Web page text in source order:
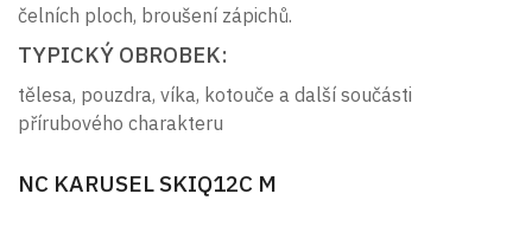
čelních ploch, broušení zápichů.
TYPICKÝ OBROBEK:
tělesa, pouzdra, víka, kotouče a další součásti
přírubového charakteru
NC KARUSEL SKIQ12C M